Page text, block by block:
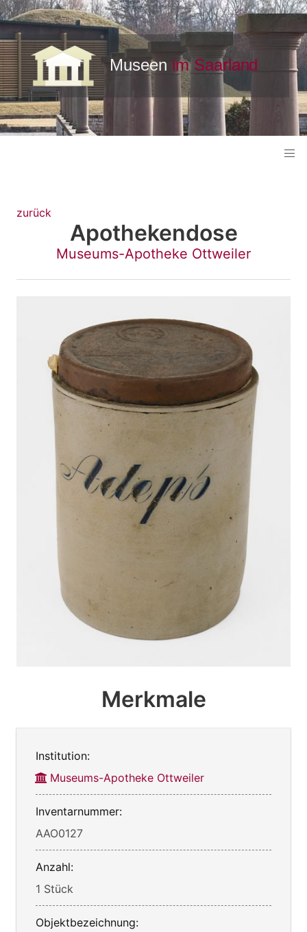
zurück
Apothekendose
Museums-Apotheke Ottweiler
Merkmale
Institution:
Museums-Apotheke Ottweiler
Inventarnummer:
AAO0127
Anzahl:
1 Stück
Objektbezeichnung: